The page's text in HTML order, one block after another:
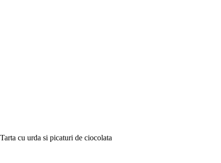
Tarta cu urda si picaturi de ciocolata